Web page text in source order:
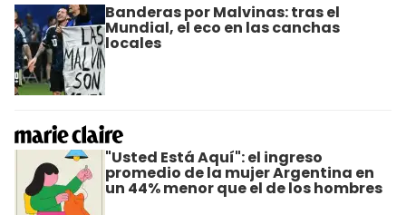
Banderas por Malvinas: tras el
Mundial, el eco en las canchas
locales
"Usted Está Aquí": el ingreso
promedio de la mujer Argentina en
un 44% menor que el de los hombres